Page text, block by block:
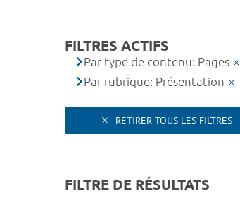
FILTRES ACTIFS
Par type de contenu: Pages
Par rubrique: Présentation
RETIRER TOUS LES FILTRES
FILTRE DE RÉSULTATS